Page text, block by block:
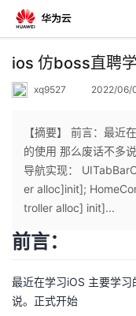
返
个
人
页
开
的
我
ios 仿boss直聘
xq9527 2022/06/
【摘要】 前言：最近
的使用 那么废话不多
导航实现：
er alloc]init];
troller alloc] init]...
前言：
最近在学习iOS 主要学
说。正式开始